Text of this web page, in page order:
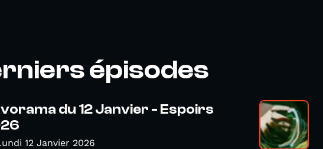
épisodes
du 12 Janvier - Espoirs
12 Janvier 2026